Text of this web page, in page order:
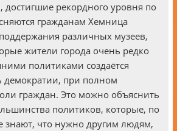
достигшие рекордного уровня по
гражданам Хемница
различных музеев,
жители города очень редко
политиками создаётся
демократии, при полном
граждан. Это можно объяснить
политиков, которые, по
что нужно другим людям,